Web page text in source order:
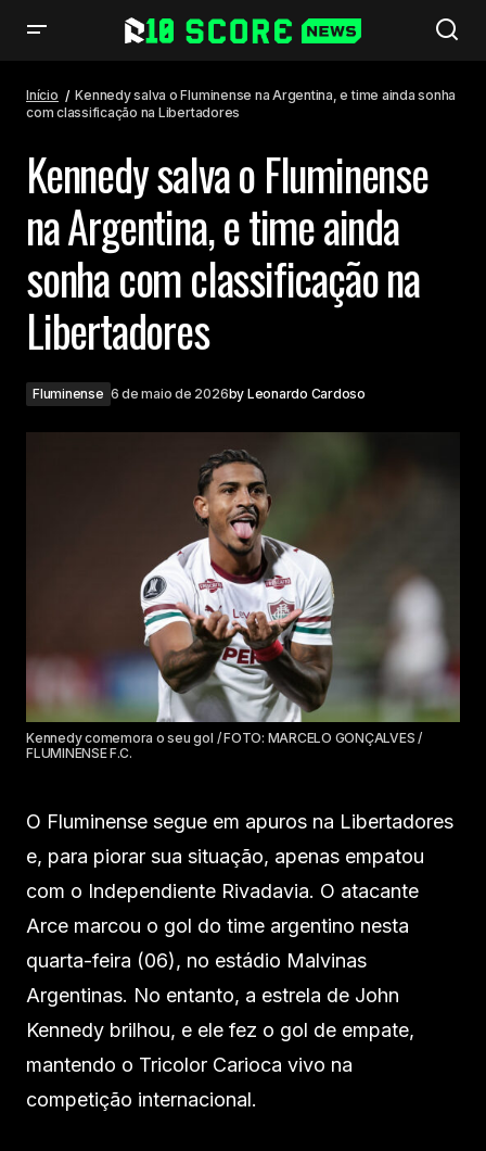
classificação na Libertadores
Início
Kennedy salva o Fluminense na Argentina, e time ainda sonha
com classificação na Libertadores
Kennedy salva o Fluminense
na Argentina, e time ainda
sonha com classificação na
Libertadores
Fluminense 6 de maio de 2026by Leonardo Cardoso
Kennedy comemora o seu gol / FOTO: MARCELO GONÇALVES /
FLUMINENSE F.C.
O Fluminense segue em apuros na Libertadores
e, para piorar sua situação, apenas empatou
com o Independiente Rivadavia. O atacante
Arce marcou o gol do time argentino nesta
quarta-feira (06), no estádio Malvinas
Argentinas. No entanto, a estrela de John
Kennedy brilhou, e ele fez o gol de empate,
mantendo o Tricolor Carioca vivo na
competição internacional.